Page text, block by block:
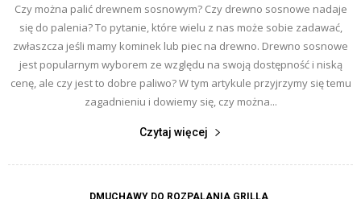
Czy można palić drewnem sosnowym? Czy drewno sosnowe nadaje
się do palenia? To pytanie, które wielu z nas może sobie zadawać,
zwłaszcza jeśli mamy kominek lub piec na drewno. Drewno sosnowe
jest popularnym wyborem ze względu na swoją dostępność i niską
cenę, ale czy jest to dobre paliwo? W tym artykule przyjrzymy się temu
zagadnieniu i dowiemy się, czy można...
Czytaj więcej
DMUCHAWY DO ROZPALANIA GRILLA